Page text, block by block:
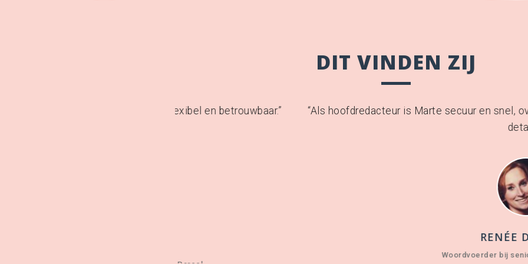
DIT VINDEN ZIJ
“Als hoofdredacteur is Marte secuur en snel, overziet ze de grote lijnen
Woordvoerder bij seniorenorganisatie ANBO